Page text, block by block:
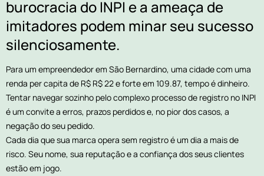
burocracia do INPI e a ameaça de
imitadores podem minar seu sucesso
silenciosamente.
Para um empreendedor em São Bernardino, uma cidade com uma
renda per capita de R$ R$ 22 e forte em 109.87, tempo é dinheiro.
Tentar navegar sozinho pelo complexo processo de registro no INPI
é um convite a erros, prazos perdidos e, no pior dos casos, a
negação do seu pedido.
Cada dia que sua marca opera sem registro é um dia a mais de
risco. Seu nome, sua reputação e a confiança dos seus clientes
estão em jogo.